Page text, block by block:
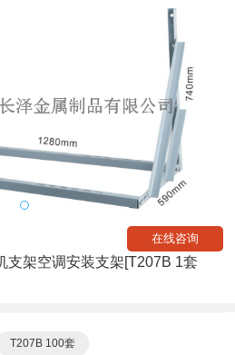
在线咨询
支架空调安装支架[T207B 1套
T207B 100套